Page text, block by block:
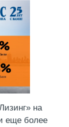
на
еще более